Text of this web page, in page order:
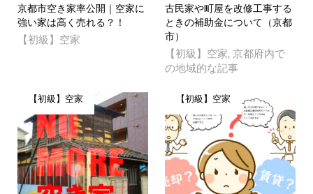
京都市空き家率公開｜空家に
強い家は高く売れる？！
【初級】空家
古民家や町屋を改修工事する
ときの補助金について（京都
市）
【初級】空家,京都府内で
の地域的な記事
【初級】空家 【初級】空家